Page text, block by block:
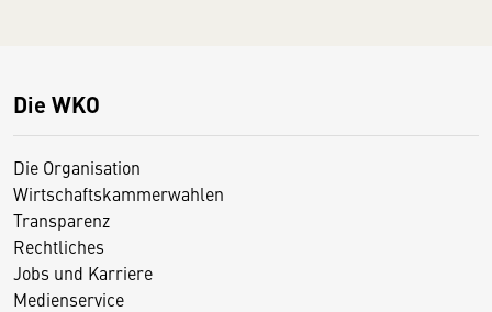
Die WKO
Die Organisation
Wirtschaftskammerwahlen
Transparenz
Rechtliches
Jobs und Karriere
Medienservice